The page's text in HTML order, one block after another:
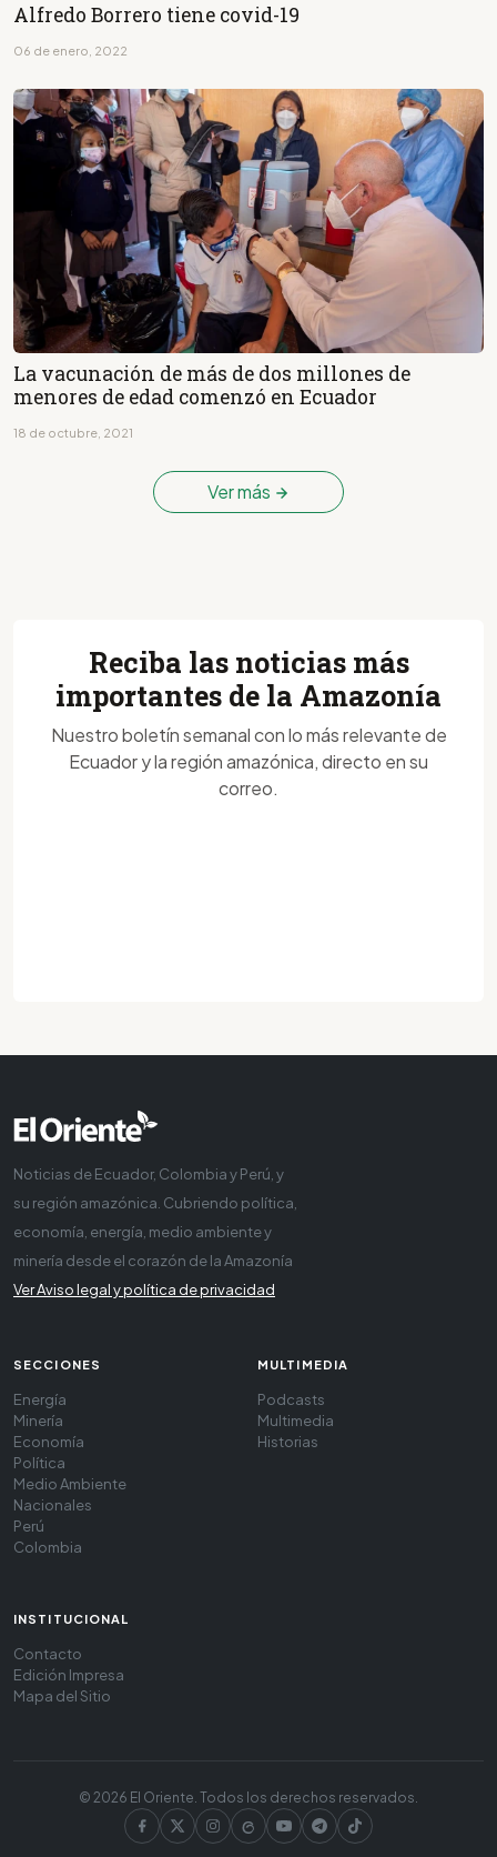
Alfredo Borrero tiene covid-19
06 de enero, 2022
La vacunación de más de dos millones de
menores de edad comenzó en Ecuador
18 de octubre, 2021
Ver más
Reciba las noticias más
importantes de la Amazonía
Nuestro boletín semanal con lo más relevante de
Ecuador y la región amazónica, directo en su
correo.
Noticias de Ecuador, Colombia y Perú, y
su región amazónica. Cubriendo política,
economía, energía, medio ambiente y
minería desde el corazón de la Amazonía
Ver Aviso legal y política de privacidad
SECCIONES
Energía
Minería
Economía
Política
Medio Ambiente
Nacionales
Perú
Colombia
MULTIMEDIA
Podcasts
Multimedia
Historias
INSTITUCIONAL
Contacto
Edición Impresa
Mapa del Sitio
© 2026 El Oriente. Todos los derechos reservados.